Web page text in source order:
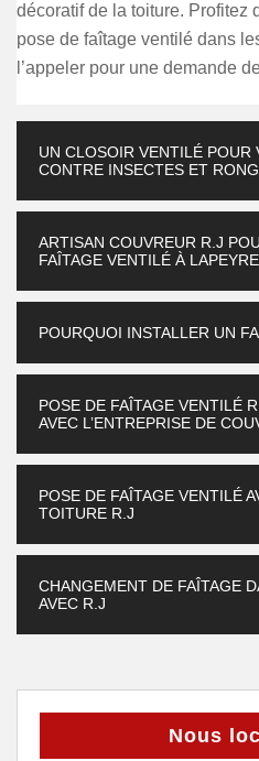
décoratif de la toiture. Profitez
pose de faîtage ventilé dans
l’appeler pour une demande
UN CLOSOIR VENTILÉ POUR
CONTRE INSECTES ET
ARTISAN COUVREUR R.J
FAÎTAGE VENTILÉ À
POURQUOI INSTALLER UN
POSE DE FAÎTAGE VENTILÉ
AVEC L’ENTREPRISE DE
POSE DE FAÎTAGE VENTILÉ
TOITURE R.J
CHANGEMENT DE FAÎTAGE
AVEC R.J
Nous